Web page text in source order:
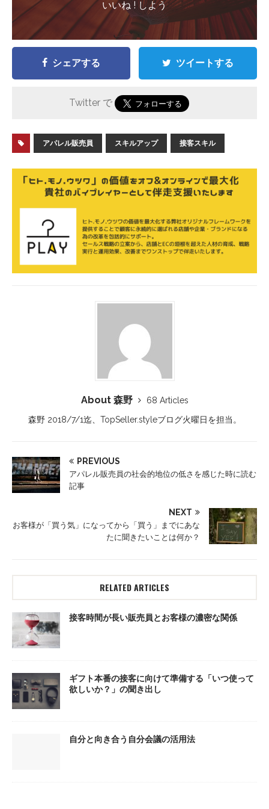
いいね ! しよう
シェアする ツイートする
Twitter で
アパレル販売員 スキルアップ 接客スキル
About 森野
68 Articles
森野 2018/7/1迄、TopSeller.styleブログ火曜日を担当。
PREVIOUS
アパレル販売員の社会的地位の低さを感じた時に読む
記事
NEXT
お客様が「買う気」になってから「買う」までにあな
たに聞きたいことは何か？
RELATED ARTICLES
接客時間が長い販売員とお客様の濃密な関係
ギフト本番の接客に向けて準備する「いつ使って
欲しいか？」の聞き出し
自分と向き合う自分会議の活用法